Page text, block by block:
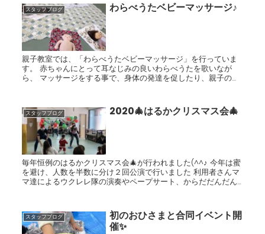
スタッフブログ わらべうたベビーマッサージ♪
親子教室では、「わらべうたベビーマッサージ」を行っていま
す。 赤ちゃんにとって耳なじみの良いわらべうたを歌いなが
ら、 マッサージをする事で、身体の発達を促したり、親子の信
スタッフブログ 2020🎄はるかクリスマス会🎄
毎年恒例のはるかクリスマス会🎄が行われました(^^♪ 今年は蜜
を避け、人数を半数に分け２回公演で行いました 利用者さんマ
マ達によるウクレレ隊の演奏やペープサート、からだだんだん
スタッフブログ
初のおひさまと合同イベント開
催✨